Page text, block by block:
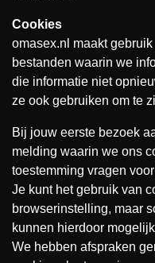
Cookies
omasex.nl maakt
bestanden waarin we
die informatie niet
ze ook gebruiken om te
Bij jouw eerste bezoek
melding waarin we ons
toestemming vragen
Je kunt het gebruik van
browserinstelling, maar
kunnen hierdoor
We hebben afspraken